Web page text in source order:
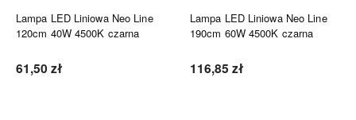
Lampa LED Liniowa Neo Line
120cm 40W 4500K czarna
61,50 zł
Lampa LED Liniowa Neo Line
190cm 60W 4500K czarna
116,85 zł